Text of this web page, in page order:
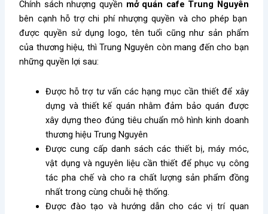
Chính sách nhượng quyền mở quán cafe Trung Nguyên
bên cạnh hỗ trợ chi phí nhượng quyền và cho phép bạn
được quyền sử dụng logo, tên tuổi cũng như sản phẩm
của thương hiệu, thì Trung Nguyên còn mang đến cho bạn
những quyền lợi sau:
Được hỗ trợ tư vấn các hạng mục cần thiết để xây
dựng và thiết kế quán nhằm đảm bảo quán được
xây dựng theo đúng tiêu chuẩn mô hình kinh doanh
thương hiệu Trung Nguyên
Được cung cấp danh sách các thiết bị, máy móc,
vật dụng và nguyên liệu cần thiết để phục vụ công
tác pha chế và cho ra chất lượng sản phẩm đồng
nhất trong cùng chuỗi hệ thống.
Được đào tạo và hướng dẫn cho các vị trí quan